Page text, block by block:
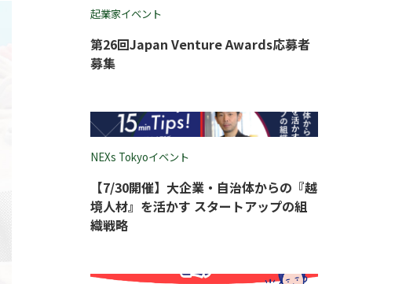
起業家イベント
第26回Japan Venture Awards応募者
募集
NEXs Tokyoイベント
【7/30開催】大企業・自治体からの『越
境人材』を活かす スタートアップの組
織戦略